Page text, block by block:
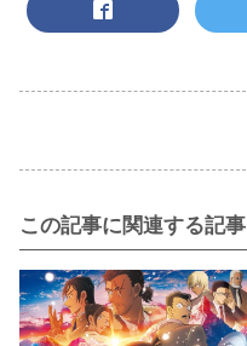
この記事に関連する記事